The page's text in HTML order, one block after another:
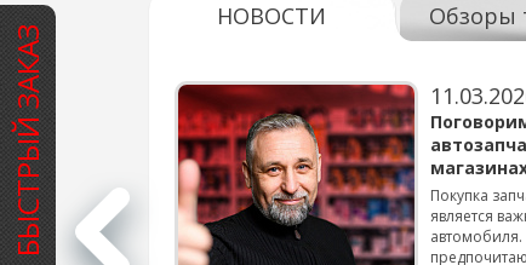
БЫСТРЫЙ ЗАКАЗ
НОВОСТИ Обзоры
для
смены шин на
подробнее...
Покупка
является